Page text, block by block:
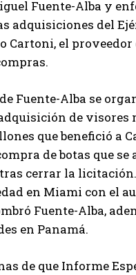
Fuente-Alba y
adquisiciones del
Cartoni, el proveedor
Fuente-Alba se
de visores
que benefició a
de botas que se
cerrar la
en Miami con el
Fuente-Alba,
en Panamá.
de que Informe